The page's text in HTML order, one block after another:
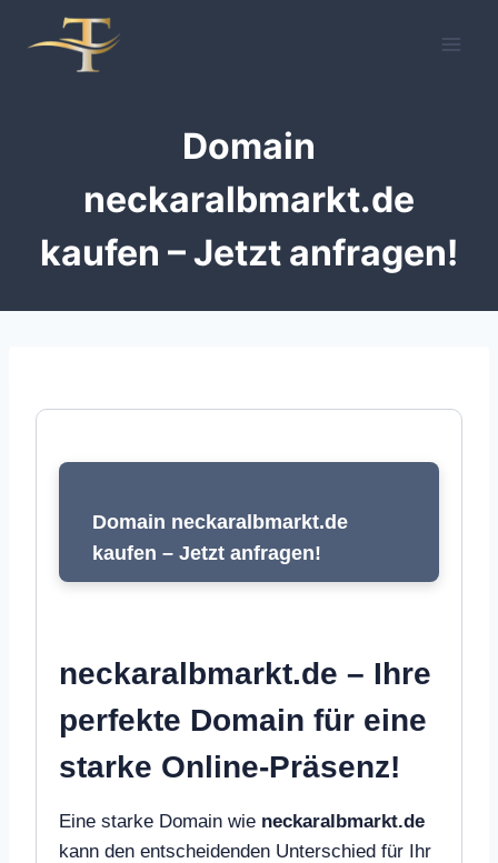
Inhalt
Domain
neckaralbmarkt.de
kaufen – Jetzt anfragen!
Domain neckaralbmarkt.de
kaufen – Jetzt anfragen!
neckaralbmarkt.de – Ihre
perfekte Domain für eine
starke Online-Präsenz!
Eine starke Domain wie neckaralbmarkt.de
kann den entscheidenden Unterschied für Ihr